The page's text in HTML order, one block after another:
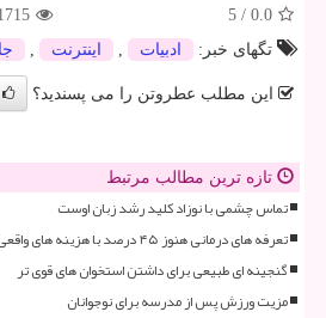
0.0
/
5
تگهای خبر:
ادبیات , اینترنت ,
این مطلب عطروتن را می پسندید؟
تازه ترین مطالب مرتبط
تماس چشمی با نوزاد کلید رشد زبان اوست
تعرفه های درمانی هنوز ۴۵ درصد با هزینه های واقعی فاصله دارد
گنجینه ای طبیعی برای داشتن استخوان های قوی تر
مزیت ورزش پس از مدرسه برای نوجوانان